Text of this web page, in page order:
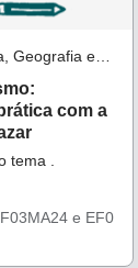
Geografia e
com a
tema .
e EF0